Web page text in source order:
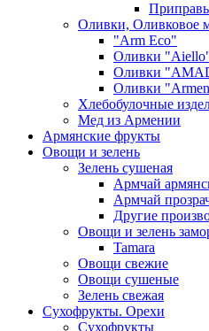
Оливки, Оливковое
"Arm Eco"
Оливки
Оливки
Оливки
Хлебобулочные
Мед из Армении
Армянские фрукты
Овощи и зелень
Зелень сушеная
Армчай
Армчай
Другие
Овощи и зелень
Tamara
Овощи свежие
Овощи сушеные
Зелень свежая
Сухофрукты. Орехи
Сухофрукты